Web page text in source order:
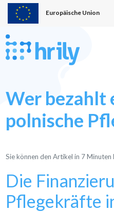
Europäische Union
Wer bezahlt
polnische
Sie können den Artikel in 7 Minuten
Die
Pflegekräfte